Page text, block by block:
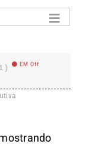
EM Off